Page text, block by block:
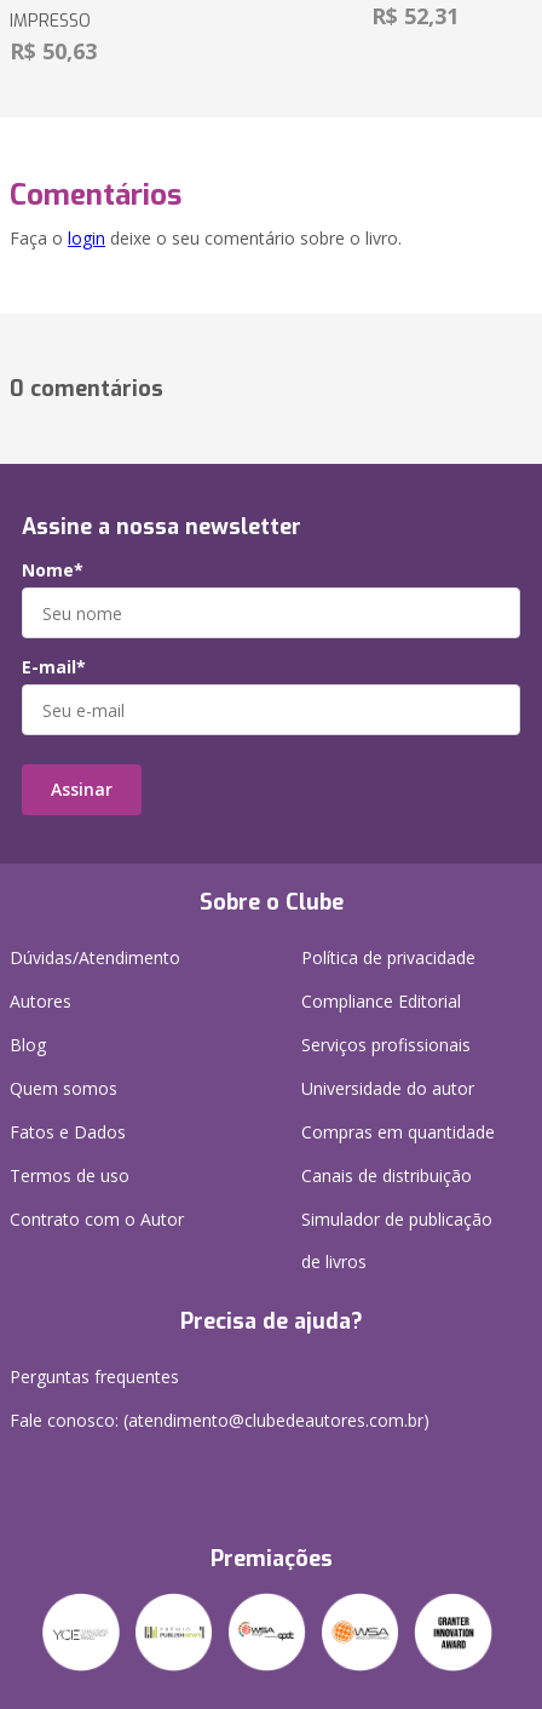
IMPRESSO
R$ 50,63
R$ 52,31
Comentários
Faça o login deixe o seu comentário sobre o livro.
0 comentários
Sobre o Clube
Dúvidas/Atendimento
Autores
Blog
Quem somos
Fatos e Dados
Termos de uso
Contrato com o Autor
Política de privacidade
Compliance Editorial
Serviços profissionais
Universidade do autor
Compras em quantidade
Canais de distribuição
Simulador de publicação
de livros
Precisa de ajuda?
Perguntas frequentes
Fale conosco: (atendimento@clubedeautores.com.br)
Premiações
Assine a nossa newsletter
Nome*
E-mail*
Assinar